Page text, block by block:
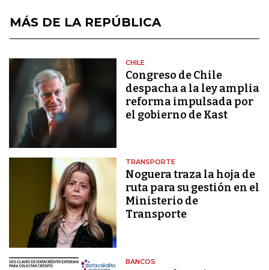
MÁS DE LA REPÚBLICA
CHILE
Congreso de Chile
despacha a la ley amplia
reforma impulsada por
el gobierno de Kast
TRANSPORTE
Noguera traza la hoja de
ruta para su gestión en el
Ministerio de
Transporte
BANCOS